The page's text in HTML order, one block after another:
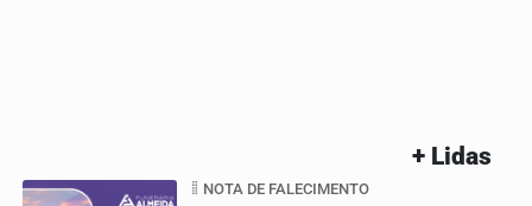
+ Lidas
NOTA DE FALECIMENTO